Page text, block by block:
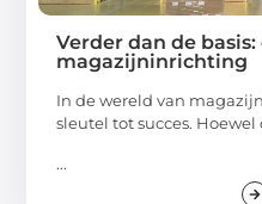
Verder dan de
magazijninrichting
In de wereld van
sleutel tot succes.
...